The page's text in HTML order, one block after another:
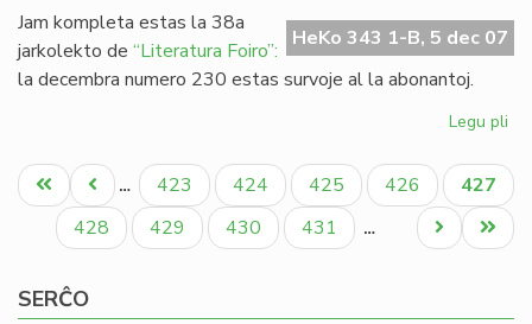
HeKo 343 1-B, 5 dec 07
Jam kompleta estas la 38a
jarkolekto de “Literatura Foiro”:
la decembra numero 230 estas survoje al la abonantoj.
Legu pli
-
Pagination
Unua
paĝo
Antaŭa
paĝo
… Paĝo
423 Paĝo
424 Paĝo
425 Paĝo
426
Aktuala
paĝo
427
Paĝo
428 Paĝo
429 Paĝo
430 Paĝo
431 …
Last
page
Next
page
SERĈO